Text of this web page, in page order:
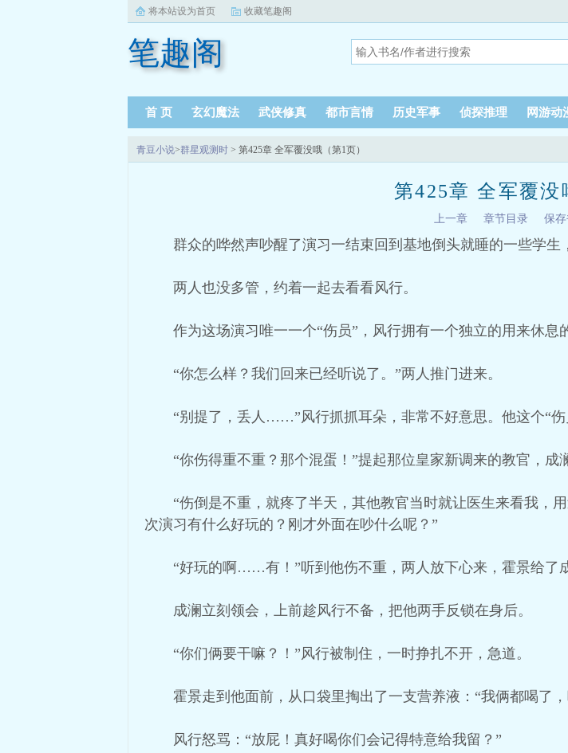
将本站设为首页 收藏笔趣阁
笔趣阁
首 页 玄幻魔法 武侠修真 都市言情 历史军事 侦探推理 网游动
青豆小说>群星观测时 > 第425章 全军覆没哦（第1页）
第425章 全军覆没
上一章 章节目录 保
群众的哗然声吵醒了演习一结束回到基地倒头就睡的一些学生
两人也没多管，约着一起去看看风行。
作为这场演习唯一一个“伤员”，风行拥有一个独立的用来休息
“你怎么样？我们回来已经听说了。”两人推门进来。
“别提了，丢人……”风行抓抓耳朵，非常不好意思。他这个“伤
“你伤得重不重？那个混蛋！”提起那位皇家新调来的教官，成
“伤倒是不重，就疼了半天，其他教官当时就让医生来看我，
次演习有什么好玩的？刚才外面在吵什么呢？”
“好玩的啊……有！”听到他伤不重，两人放下心来，霍景给了
成澜立刻领会，上前趁风行不备，把他两手反锁在身后。
“你们俩要干嘛？！”风行被制住，一时挣扎不开，急道。
霍景走到他面前，从口袋里掏出了一支营养液：“我俩都喝了
风行怒骂：“放屁！真好喝你们会记得特意给我留？”